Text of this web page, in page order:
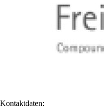
Kontaktdaten: